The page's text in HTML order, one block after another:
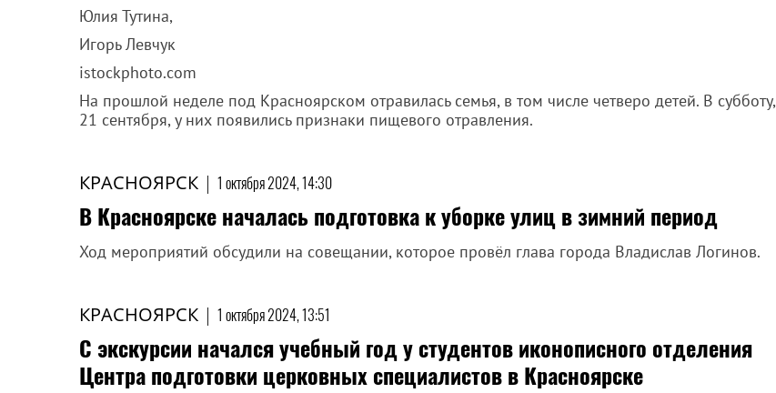
Юлия Тутина,
Игорь Левчук
istockphoto.com
На прошлой неделе под Красноярском отравилась семья, в том числе четверо детей. В субботу,
21 сентября, у них появились признаки пищевого отравления.
КРАСНОЯРСК | 1 октября 2024, 14:30
В Красноярске началась подготовка к уборке улиц в зимний период
Ход мероприятий обсудили на совещании, которое провёл глава города Владислав Логинов.
КРАСНОЯРСК | 1 октября 2024, 13:51
С экскурсии начался учебный год у студентов иконописного отделения
Центра подготовки церковных специалистов в Красноярске